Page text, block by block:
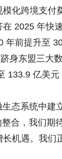
化跨境支付
2025 年快
年前提升至
身东盟三大
133.9 亿美
态系统中建
合，我们期
机遇。我们